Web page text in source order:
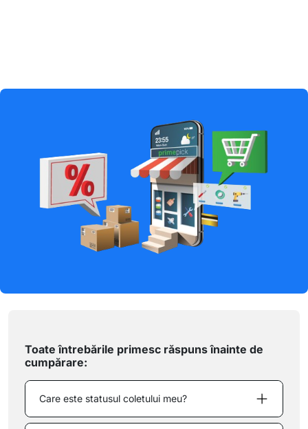
Toate întrebările primesc răspuns înainte de
cumpărare:
Care este statusul coletului meu?